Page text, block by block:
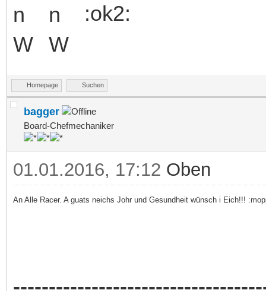
:ok2:
Homepage Suchen
bagger
Board-Chefmechaniker
01.01.2016, 17:12 Oben
An Alle Racer. A guats neichs Johr und Gesundheit wünsch i Eich!!!